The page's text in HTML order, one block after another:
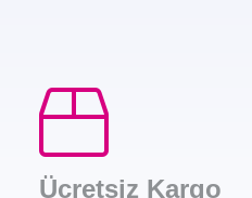
Ücretsiz Kargo